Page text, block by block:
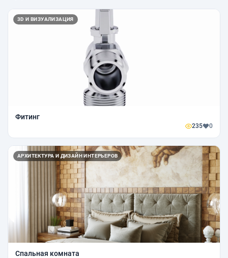
3D И ВИЗУАЛИЗАЦИЯ
Фитинг
235 0
АРХИТЕКТУРА И ДИЗАЙН ИНТЕРЬЕРОВ
Спальная комната